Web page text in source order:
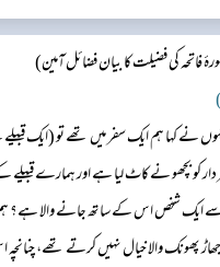
فاتحہ کی فضیلت کا بیان فضائل آمین)
نے کہا ہم ایک سفر میں تھے تو (ایک
کو بچھو نے کاٹ لیا ہے اور ہمارے قبیلے
سے ایک شخص اس کے ساتھ جانے والا
پھونک والا خیال نہیں کرتے تھے،